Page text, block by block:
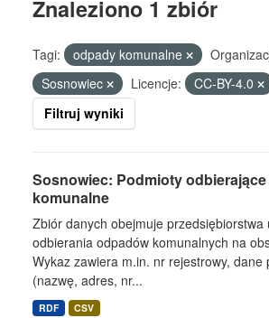
Znaleziono 1 zbiór
Tagi: odpady komunalne
Sosnowiec
Licencje:
CC-BY-4.0
Filtruj wyniki
Sosnowiec: Podmioty
komunalne
Zbiór danych obejmuje przedsiębiorstwa
odbierania odpadów komunalnych na
Wykaz zawiera m.in. nr rejestrowy, dane
(nazwę, adres, nr...
RDF CSV